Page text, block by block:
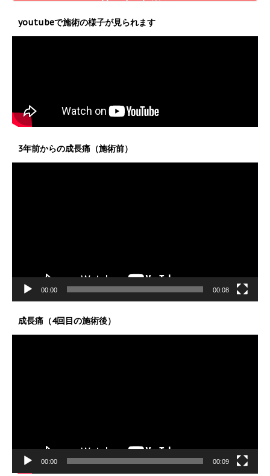
youtubeで施術の様子が見られます
3年前からの成長痛（施術前）
00:00 00:08
成長痛（4回目の施術後）
00:00 00:09